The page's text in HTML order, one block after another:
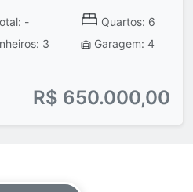
-
Quartos: 6
3 Garagem: 4
R$ 650.000,00